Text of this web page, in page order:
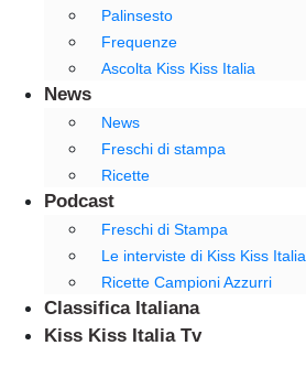
Palinsesto
Frequenze
Ascolta Kiss Kiss Italia
News
News
Freschi di stampa
Ricette
Podcast
Freschi di Stampa
Le interviste di Kiss Kiss Italia
Ricette Campioni Azzurri
Classifica Italiana
Kiss Kiss Italia Tv